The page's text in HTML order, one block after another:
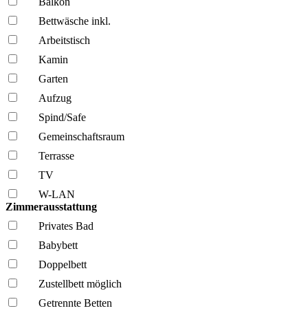
Bettwäsche inkl.
Arbeitstisch
Kamin
Garten
Aufzug
Spind/Safe
Gemeinschafts­raum
Terrasse
TV
W-LAN
Zimmerausstattung
Privates Bad
Babybett
Doppelbett
Zustellbett möglich
Getrennte Betten